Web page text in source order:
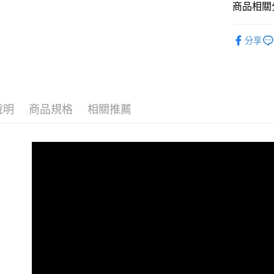
【注意事
求債權轉
付款後7-
商品相關
分享
明 商品規格 相關推薦